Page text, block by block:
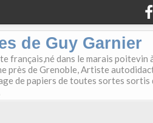
de Guy Garnier
français,né dans le marais poitevin
près de Grenoble, Artiste
de papiers de toutes sortes sortis